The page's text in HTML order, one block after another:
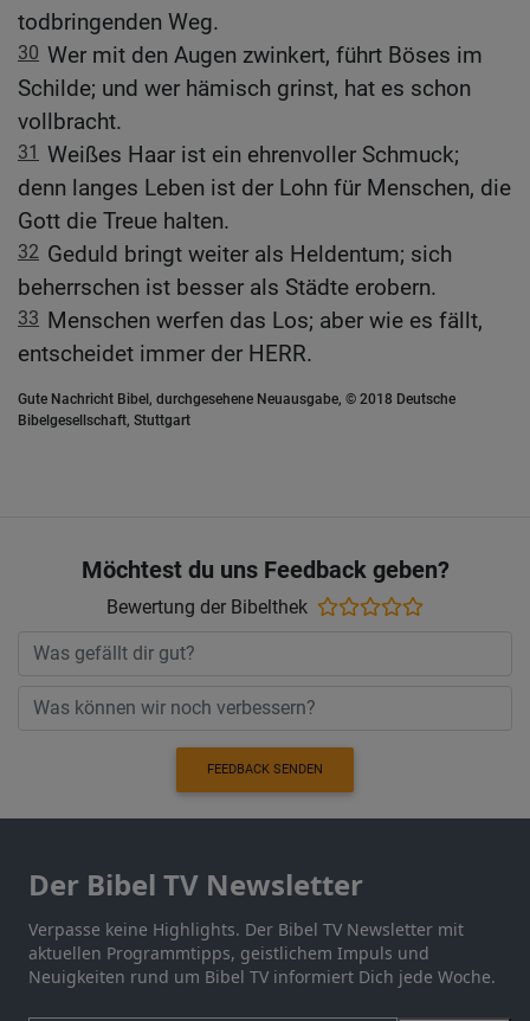
todbringenden Weg.
30 Wer mit den Augen zwinkert, führt Böses im
Schilde; und wer hämisch grinst, hat es schon
vollbracht.
31 Weißes Haar ist ein ehrenvoller Schmuck;
denn langes Leben ist der Lohn für Menschen, die
Gott die Treue halten.
32 Geduld bringt weiter als Heldentum; sich
beherrschen ist besser als Städte erobern.
33 Menschen werfen das Los; aber wie es fällt,
entscheidet immer der HERR.
Gute Nachricht Bibel, durchgesehene Neuausgabe, © 2018 Deutsche
Bibelgesellschaft, Stuttgart
Möchtest du uns Feedback geben?
Bewertung der Bibelthek
FEEDBACK SENDEN
Der Bibel TV Newsletter
Verpasse keine Highlights. Der Bibel TV Newsletter mit
aktuellen Programmtipps, geistlichem Impuls und
Neuigkeiten rund um Bibel TV informiert Dich jede Woche.